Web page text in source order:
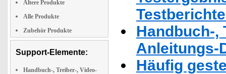
Ältere Produkte
Alle Produkte
Zubehör Produkte
Support-Elemente:
Handbuch-, Treiber-, Video-
Handbuch-,
Anleitungs-
Häufig